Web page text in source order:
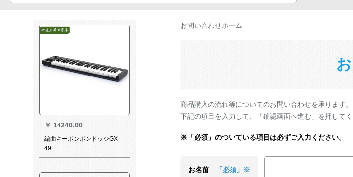
￥ 14240.00
編曲キーボンボンドッジGX
49
お問い合わせホーム
商品購入の流れ等についてのお問い合わせを承ります。
下記の項目を入力して、「確認画面へ進む」を押してく
※「必須」のついている項目は必ずご入力ください。
お名前 「必須」※